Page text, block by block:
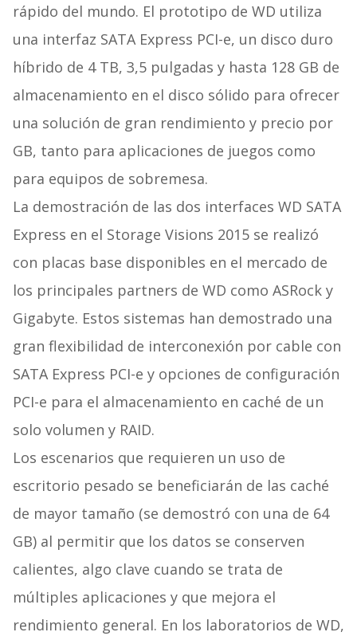
rápido del mundo. El prototipo de WD utiliza
una interfaz SATA Express PCI-e, un disco duro
híbrido de 4 TB, 3,5 pulgadas y hasta 128 GB de
almacenamiento en el disco sólido para ofrecer
una solución de gran rendimiento y precio por
GB, tanto para aplicaciones de juegos como
para equipos de sobremesa.
La demostración de las dos interfaces WD SATA
Express en el Storage Visions 2015 se realizó
con placas base disponibles en el mercado de
los principales partners de WD como ASRock y
Gigabyte. Estos sistemas han demostrado una
gran flexibilidad de interconexión por cable con
SATA Express PCI-e y opciones de configuración
PCI-e para el almacenamiento en caché de un
solo volumen y RAID.
Los escenarios que requieren un uso de
escritorio pesado se beneficiarán de las caché
de mayor tamaño (se demostró con una de 64
GB) al permitir que los datos se conserven
calientes, algo clave cuando se trata de
múltiples aplicaciones y que mejora el
rendimiento general. En los laboratorios de WD,